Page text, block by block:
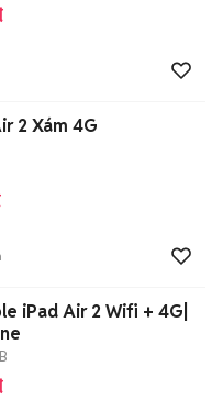
2 Xám 4G
iPad Air 2 Wifi + 4G|